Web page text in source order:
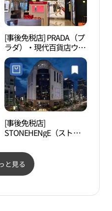
[事後免税店] PRADA（プ
ラダ）・現代百貨店ウル
サン（蔚山）店(프라다
현대백화점 울산점)
[事後免税店]
STONEHENgE（ストー
J.ESTINA（ジェイエステ
ィナ）・現代百貨店ウル
サン（蔚山）店(스톤헨
と見る